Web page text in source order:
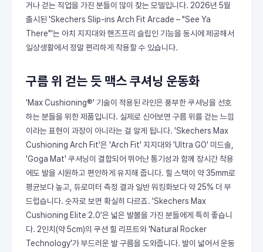
거나 걷는 직업을 가진 분들이 많이 찾는 모델입니다. 2026년 5월
출시된 'Skechers Slip-ins Arch Fit Arcade – "See Ya
There"'는 아치 지지대와 핸즈프리 슬립인 기능을 동시에 제공해서
일상생활에서 정말 편리하게 착용할 수 있습니다.
구름 위 걷는 듯 맥스 쿠셔닝 운동화
'Max Cushioning®' 기술이 적용된 라인은 풍부한 쿠셔닝을 선호
하는 분들을 위한 제품입니다. 실제로 신어보면 구름 위를 걷는 느낌
이라는 표현이 과장이 아니라는 걸 알게 됩니다. 'Skechers Max
Cushioning Arch Fit'은 'Arch Fit' 지지대와 'Ultra GO' 미드솔,
'Goga Mat' 쿠셔닝이 결합되어 뛰어난 통기성과 함께 장시간 착용
에도 발을 시원하고 편안하게 유지해 줍니다. 힐 스택이 약 35mm로
평균보다 높고, 듀로미터 측정 결과 일반 워킹화보다 약 25% 더 부
드럽습니다. 숫자로 보면 확실히 다르죠. 'Skechers Max
Cushioning Elite 2.0'은 넓은 발볼을 가진 분들에게 특히 좋습니
다. 2인치(약 5cm)의 쿠션 힐 리프트와 'Natural Rocker
Technology'가 부드러운 발 구름을 도와줍니다. 발이 넓어서 운동